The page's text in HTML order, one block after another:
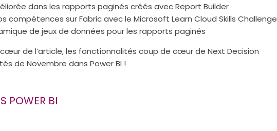
dans les rapports paginés créés avec Report Builder
compétences sur Fabric avec le Microsoft Learn Cloud Skills Challenge
de jeux de données pour les rapports paginés
de l’article, les fonctionnalités coup de cœur de Next Decision
de Novembre dans Power BI !
POWER BI